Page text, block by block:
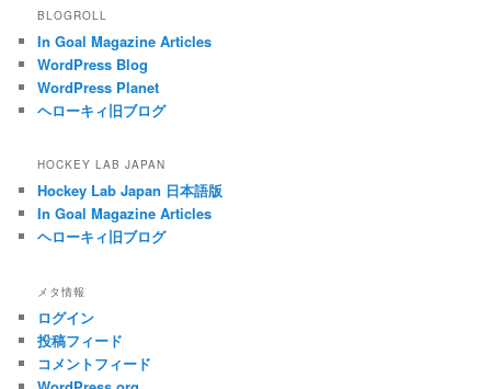
BLOGROLL
In Goal Magazine Articles
WordPress Blog
WordPress Planet
ヘローキィ旧ブログ
HOCKEY LAB JAPAN
Hockey Lab Japan 日本語版
In Goal Magazine Articles
ヘローキィ旧ブログ
メタ情報
ログイン
投稿フィード
コメントフィード